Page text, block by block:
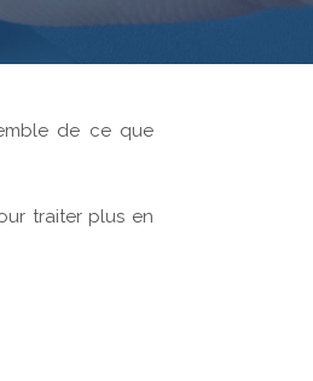
de ce que
traiter plus en